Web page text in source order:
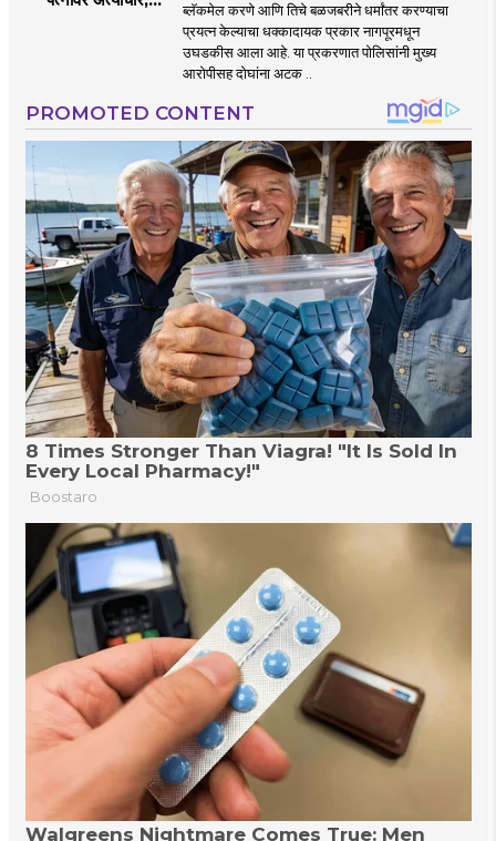
ब्लॅकमेल करणे आणि तिचे बळजबरीने धर्मांतर करण्याचा
प्रयत्न केल्याचा धक्कादायक प्रकार नागपूरमधून
उघडकीस आला आहे. या प्रकरणात पोलिसांनी मुख्य
आरोपीसह दोघांना अटक ..